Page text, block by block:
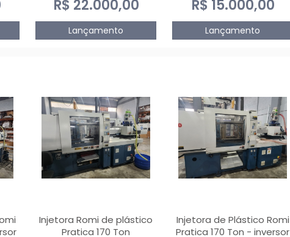
R$ 22.000,00
Lançamento
R$ 15.000,00
Lançamento
Injetora Romi de plástico
Pratica 170 Ton
Injetora de Plástico Romi
Pratica 170 Ton - inversor